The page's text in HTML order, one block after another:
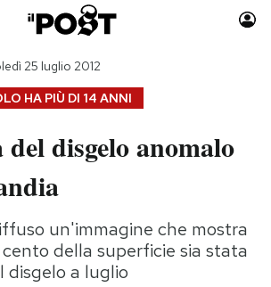
Auto
Moda
Storie/Idee
Ok Boomer!
Media
HA PIÙ DI 14 ANNI
25 luglio 2012
disgelo anomalo
un'immagine che mostra
della superficie sia stata
disgelo a luglio